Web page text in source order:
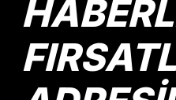
Ürün fiyatı diğer